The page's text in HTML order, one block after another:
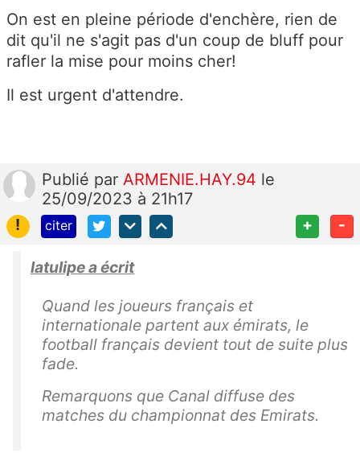
On est en pleine période d'enchère, rien de
dit qu'il ne s'agit pas d'un coup de bluff pour
rafler la mise pour moins cher!
Il est urgent d'attendre.
Publié par ARMENIE.HAY.94 le
25/09/2023 à 21h17
!
citer + -
latulipe a écrit
Quand les joueurs français et
internationale partent aux émirats, le
football français devient tout de suite plus
fade.
Remarquons que Canal diffuse des
matches du championnat des Emirats.